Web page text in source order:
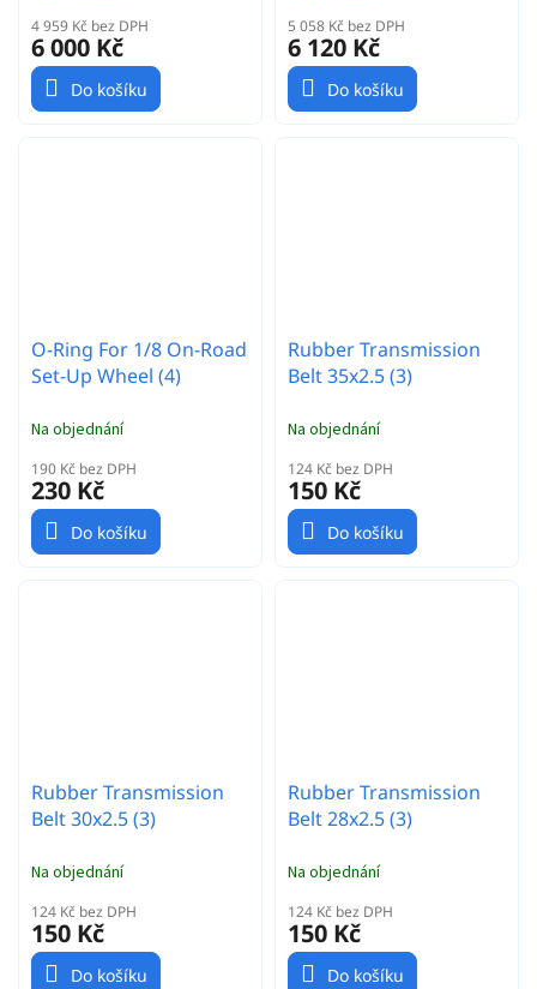
4 959 Kč bez DPH
6 000 Kč
Do košíku
5 058 Kč bez DPH
6 120 Kč
Do košíku
O-Ring For 1/8 On-Road
Set-Up Wheel (4)
Na objednání
190 Kč bez DPH
230 Kč
Do košíku
Rubber Transmission
Belt 35x2.5 (3)
Na objednání
124 Kč bez DPH
150 Kč
Do košíku
Rubber Transmission
Belt 30x2.5 (3)
Na objednání
124 Kč bez DPH
150 Kč
Do košíku
Rubber Transmission
Belt 28x2.5 (3)
Na objednání
124 Kč bez DPH
150 Kč
Do košíku